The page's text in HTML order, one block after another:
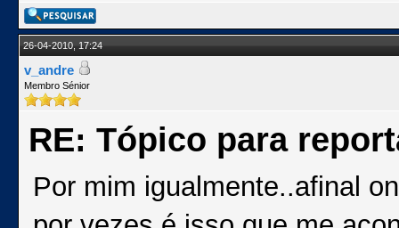
26-04-2010, 17:24
v_andre
Membro Sénior
RE: Tópico para
Por mim igualmente..afinal